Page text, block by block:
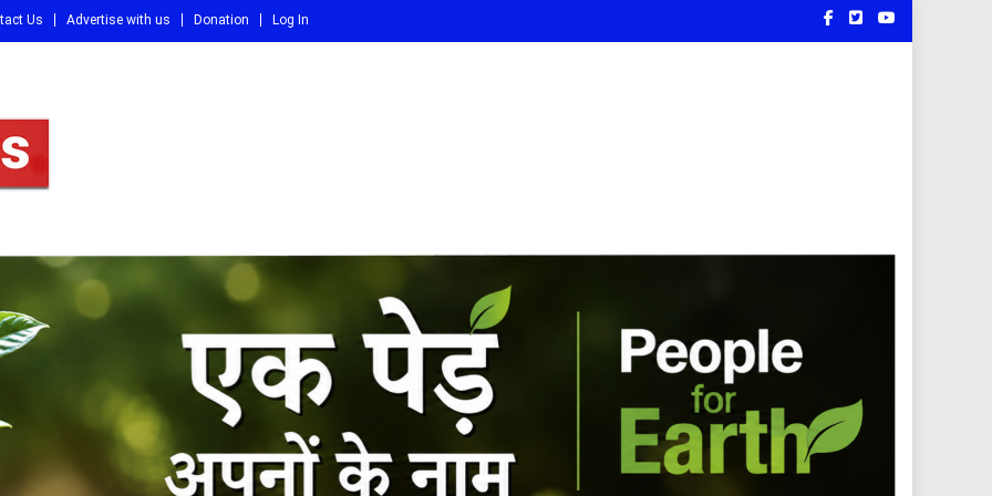
Us Advertise with us Donation Log In